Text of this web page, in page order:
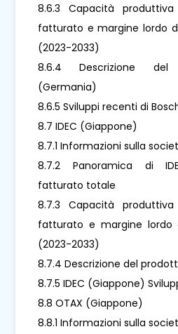
8.6.3 Capacità
fatturato e margine lordo
(2023-2033)
8.6.4 Descrizione
(Germania)
8.6.5 Sviluppi recenti di
8.7 IDEC (Giappone)
8.7.1 Informazioni sulla
8.7.2 Panoramica di
fatturato totale
8.7.3 Capacità
fatturato e margine lordo
(2023-2033)
8.7.4 Descrizione del
8.7.5 IDEC (Giappone)
8.8 OTAX (Giappone)
8.8.1 Informazioni sulla